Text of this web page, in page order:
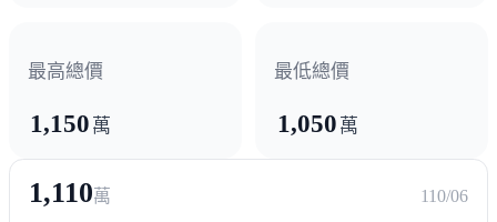
時光流逝 身體不自覺僵化
人的身體更是如此
呈豐日日25 僅5分鐘車程抵達 凱勝綜合運動中心
選擇不同的運動 活絡身體每一吋細胞
最高總價
1,150 萬
最低總價
1,050 萬
1,110萬
110/06